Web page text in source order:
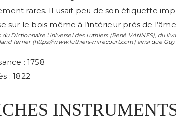
rares. Il usait peu de son étiquette
sur le bois même à l’intérieur près de
du Dictionnaire Universel des Luthiers (René VANNES), du
Terrier(https://www.luthiers-mirecourt.com) ainsi que
: 1758
: 1822